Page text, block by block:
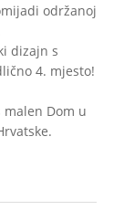
održanoj
dizajn s
4. mjesto!
Dom u
GODINE U